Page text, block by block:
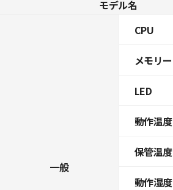
モデル名
一般
CPU
メモリー
LED
動作温度
保管温度
動作湿度